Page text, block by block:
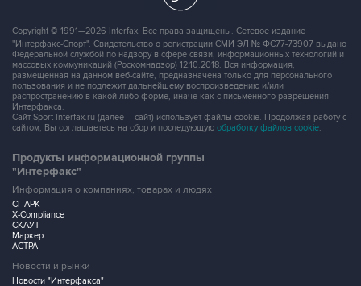
Copyright © 1991—2026 Interfax. Все права защищены. Сетевое издание
"Интерфакс-Спорт". Свидетельство о регистрации СМИ ЭЛ № ФС77-73907 выдано
Федеральной службой по надзору в сфере связи, информационных технологий и
массовых коммуникаций (Роскомнадзор) 12.10.2018. Вся информация,
размещенная на данном веб-сайте, предназначена только для персонального
пользования и не подлежит дальнейшему воспроизведению и/или
распространению в какой-либо форме, иначе как с письменного разрешения
Интерфакса.
Сайт Sport-Interfax.ru (далее – сайт) использует файлы cookie. Продолжая работу с
сайтом, Вы соглашаетесь на сбор и последующую обработку файлов cookie.
Продукты информационной группы
"Интерфакс"
Информация о компаниях, товарах и людях
СПАРК
X-Compliance
СКАУТ
Маркер
АСТРА
Новости и рынки
Новости "Интерфакса"